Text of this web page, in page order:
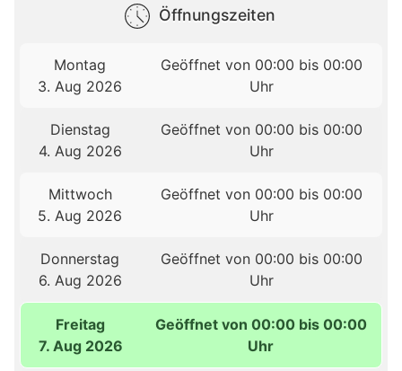
Öffnungszeiten
Montag
3. Aug 2026
Geöffnet von 00:00 bis 00:00
Uhr
Dienstag
4. Aug 2026
Geöffnet von 00:00 bis 00:00
Uhr
Mittwoch
5. Aug 2026
Geöffnet von 00:00 bis 00:00
Uhr
Donnerstag
6. Aug 2026
Geöffnet von 00:00 bis 00:00
Uhr
Freitag
7. Aug 2026
Geöffnet von 00:00 bis 00:00
Uhr